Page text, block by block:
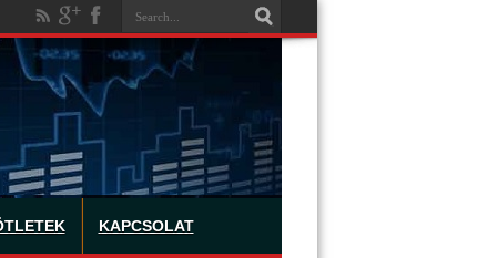
KAPCSOLAT